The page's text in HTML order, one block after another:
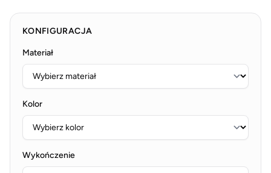
KONFIGURACJA
Materiał
Kolor
Wykończenie